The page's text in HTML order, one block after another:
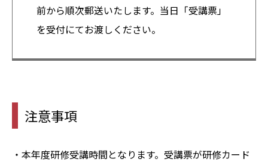
前から順次郵送いたします。当日「受講票」
を受付にてお渡しください。
注意事項
・本年度研修受講時間となります。受講票が研修カード